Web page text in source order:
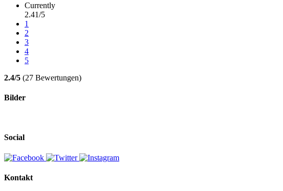
Currently
2.41/5
1
2
3
4
5
2.4/5 (27 Bewertungen)
Bilder
Social
Kontakt